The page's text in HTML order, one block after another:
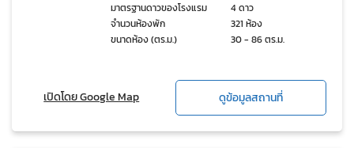
มาตรฐานดาวของโรงแรม
4 ดาว
จำนวนห้องพัก
321 ห้อง
ขนาดห้อง (ตร.ม.)
30 - 86 ตร.ม.
เปิดโดย Google Map ดูข้อมูลสถานที่